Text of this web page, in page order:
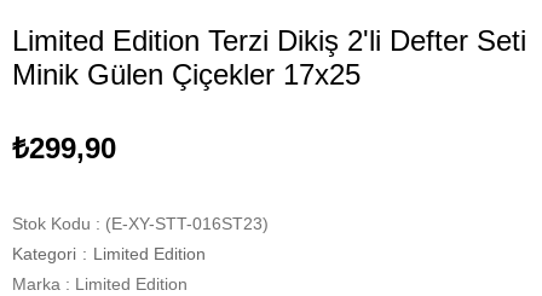
Limited Edition Terzi Dikiş 2'li Defter Seti
Minik Gülen Çiçekler 17x25
₺299,90
Stok Kodu
(E-XY-STT-016ST23)
Kategori : Limited Edition
Marka : Limited Edition